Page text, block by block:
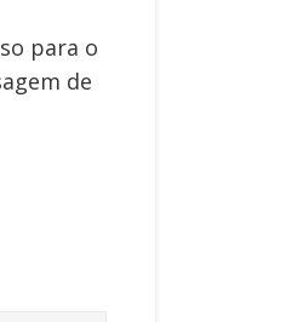
para o
de